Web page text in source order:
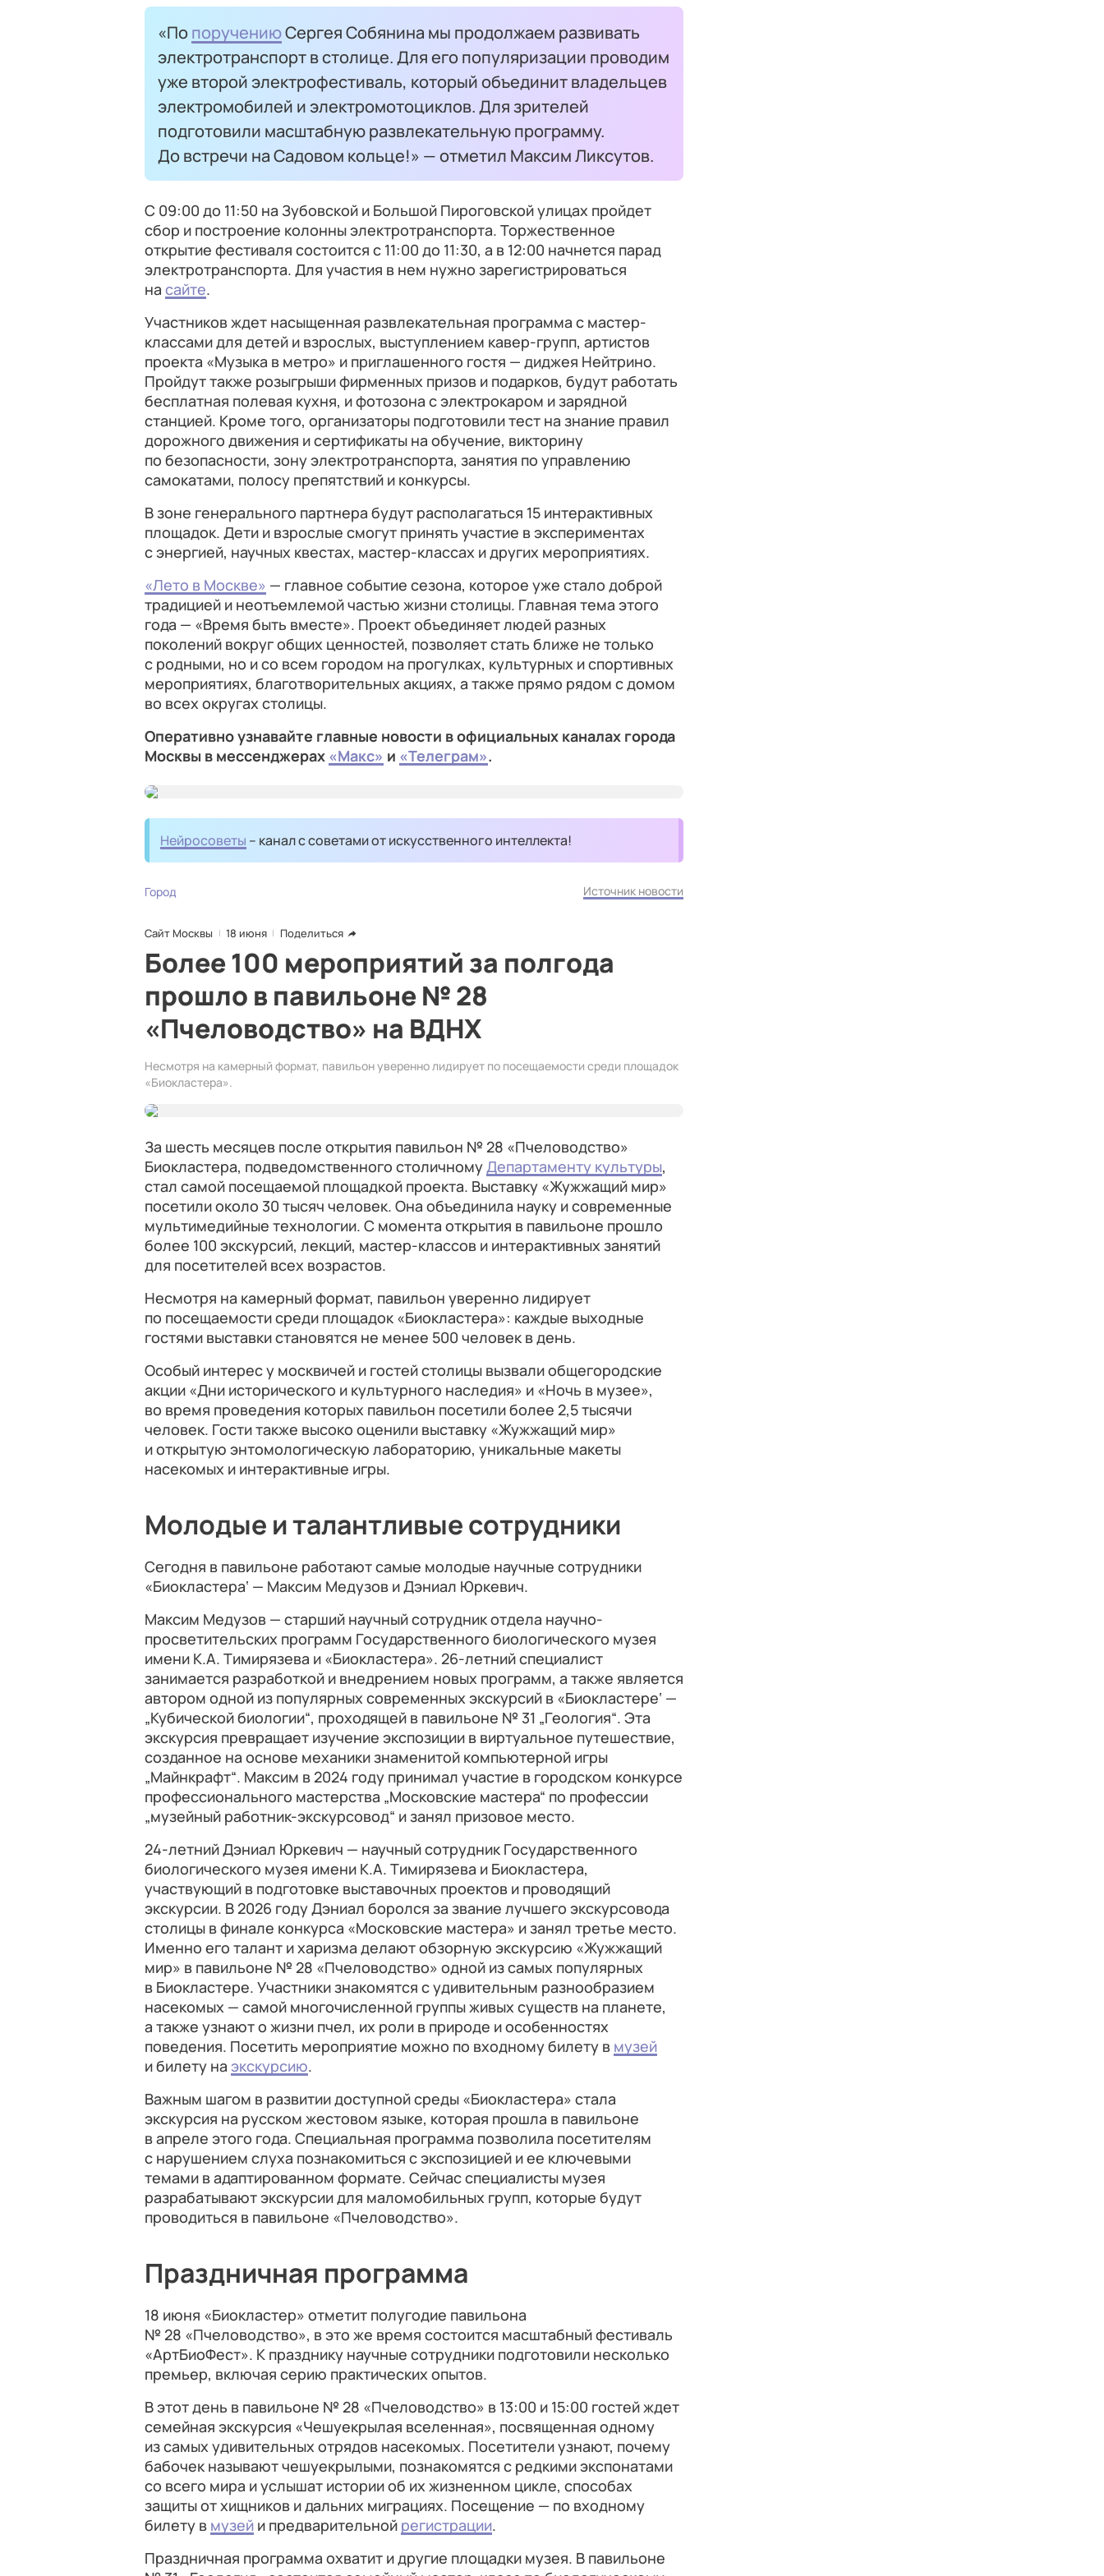
«ПопоручениюСергея Собянина мы продолжаем развивать
электротранспорт в столице. Для его популяризации проводим
уже второй электрофестиваль, который объединит владельцев
электромобилей и электромотоциклов. Для зрителей
подготовили масштабную развлекательную программу.
До встречи на Садовом кольце!» — отметил Максим Ликсутов.
С 09:00 до 11:50 на Зубовской и Большой Пироговской улицах пройдет
сбор и построение колонны электротранспорта. Торжественное
открытие фестиваля состоится с 11:00 до 11:30, а в 12:00 начнется парад
электротранспорта. Для участия в нем нужно зарегистрироваться
на сайте.
Участников ждет насыщенная развлекательная программа с мастер-
классами для детей и взрослых, выступлением кавер-групп, артистов
проекта «Музыка в метро» и приглашенного гостя — диджея Нейтрино.
Пройдут также розыгрыши фирменных призов и подарков, будут работать
бесплатная полевая кухня, и фотозона с электрокаром и зарядной
станцией. Кроме того, организаторы подготовили тест на знание правил
дорожного движения и сертификаты на обучение, викторину
по безопасности, зону электротранспорта, занятия по управлению
самокатами, полосу препятствий и конкурсы.
В зоне генерального партнера будут располагаться 15 интерактивных
площадок. Дети и взрослые смогут принять участие в экспериментах
с энергией, научных квестах, мастер-классах и других мероприятиях.
«Лето в Москве» — главное событие сезона, которое уже стало доброй
традицией и неотъемлемой частью жизни столицы. Главная тема этого
года — «Время быть вместе». Проект объединяет людей разных
поколений вокруг общих ценностей, позволяет стать ближе не только
с родными, но и со всем городом на прогулках, культурных и спортивных
мероприятиях, благотворительных акциях, а также прямо рядом с домом
во всех округах столицы.
Оперативно узнавайте главные новости в официальных каналах города
Москвы в мессенджерах «Макс» и «Телеграм».
Нейросоветы – канал с советами от искусственного интеллекта!
Город Источник новости
Сайт Москвы 18 июня Поделиться
Более 100 мероприятий за полгода
прошло в павильоне № 28
«Пчеловодство» на ВДНХ
Несмотря на камерный формат, павильон уверенно лидирует по посещаемости среди площадок
«Биокластера».
За шесть месяцев после открытия павильон № 28 «Пчеловодство»
Биокластера, подведомственного столичномуДепартаменту культуры,
стал самой посещаемой площадкой проекта. Выставку «Жужжащий мир»
посетили около 30 тысяч человек. Она объединила науку и современные
мультимедийные технологии. С момента открытия в павильоне прошло
более 100 экскурсий, лекций, мастер-классов и интерактивных занятий
для посетителей всех возрастов.
Несмотря на камерный формат, павильон уверенно лидирует
по посещаемости среди площадок «Биокластера»: каждые выходные
гостями выставки становятся не менее 500 человек в день.
Особый интерес у москвичей и гостей столицы вызвали общегородские
акции «Дни исторического и культурного наследия» и «Ночь в музее»,
во время проведения которых павильон посетили более 2,5 тысячи
человек. Гости также высоко оценили выставку «Жужжащий мир»
и открытую энтомологическую лабораторию, уникальные макеты
насекомых и интерактивные игры.
Молодые и талантливые сотрудники
Сегодня в павильоне работают самые молодые научные сотрудники
«Биокластера‘ — Максим Медузов и Дэниал Юркевич.
Максим Медузов — старший научный сотрудник отдела научно-
просветительских программ Государственного биологического музея
имени К.А. Тимирязева и «Биокластера». 26-летний специалист
занимается разработкой и внедрением новых программ, а также является
автором одной из популярных современных экскурсий в «Биокластере‘ —
„Кубической биологии“, проходящей в павильоне № 31 „Геология“. Эта
экскурсия превращает изучение экспозиции в виртуальное путешествие,
созданное на основе механики знаменитой компьютерной игры
„Майнкрафт“. Максим в 2024 году принимал участие в городском конкурсе
профессионального мастерства „Московские мастера“ по профессии
„музейный работник-экскурсовод“ и занял призовое место.
24-летний Дэниал Юркевич — научный сотрудник Государственного
биологического музея имени К.А. Тимирязева и Биокластера,
участвующий в подготовке выставочных проектов и проводящий
экскурсии. В 2026 году Дэниал боролся за звание лучшего экскурсовода
столицы в финале конкурса «Московские мастера» и занял третье место.
Именно его талант и харизма делают обзорную экскурсию «Жужжащий
мир» в павильоне № 28 «Пчеловодство» одной из самых популярных
в Биокластере. Участники знакомятся с удивительным разнообразием
насекомых — самой многочисленной группы живых существ на планете,
а также узнают о жизни пчел, их роли в природе и особенностях
поведения. Посетить мероприятие можно по входному билету в музей
и билету на экскурсию.
Важным шагом в развитии доступной среды «Биокластера» стала
экскурсия на русском жестовом языке, которая прошла в павильоне
в апреле этого года. Специальная программа позволила посетителям
с нарушением слуха познакомиться с экспозицией и ее ключевыми
темами в адаптированном формате. Сейчас специалисты музея
разрабатывают экскурсии для маломобильных групп, которые будут
проводиться в павильоне «Пчеловодство».
Праздничная программа
18 июня «Биокластер» отметит полугодие павильона
№ 28 «Пчеловодство», в это же время состоится масштабный фестиваль
«АртБиоФест». К празднику научные сотрудники подготовили несколько
премьер, включая серию практических опытов.
В этот день в павильоне № 28 «Пчеловодство» в 13:00 и 15:00 гостей ждет
семейная экскурсия «Чешуекрылая вселенная», посвященная одному
из самых удивительных отрядов насекомых. Посетители узнают, почему
бабочек называют чешуекрылыми, познакомятся с редкими экспонатами
со всего мира и услышат истории об их жизненном цикле, способах
защиты от хищников и дальних миграциях. Посещение — по входному
билету в музей и предварительной регистрации.
Праздничная программа охватит и другие площадки музея. В павильоне